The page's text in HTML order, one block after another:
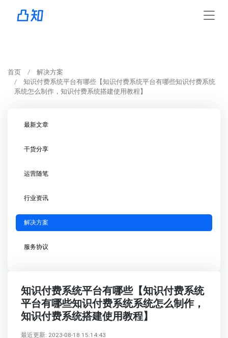
首页
解决方案
知识付费系统平台有哪些【知识付费系统平台有哪些知识付费系统
系统怎么制作，知识付费系统搭建使用教程】
最新文章
干货分享
运营随笔
行业资讯
解决方案
服务协议
知识付费系统平台有哪些【知识付费系统
平台有哪些知识付费系统系统怎么制作，
知识付费系统搭建使用教程】
最近更新: 2023-08-18 15:14:43